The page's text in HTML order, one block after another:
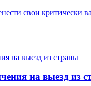
свои критически
на выезд из